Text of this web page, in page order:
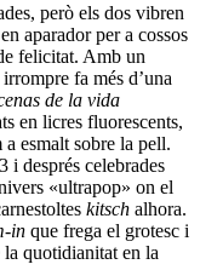
però els dos vibren
aparador per a cossos
felicitat. Amb un
fa més d’una
de la vida
en licres fluorescents,
a esmalt sobre la pell.
i després celebrades
«ultrapop» on el
kitsch alhora.
in que frega el grotesc i
la quotidianitat en la